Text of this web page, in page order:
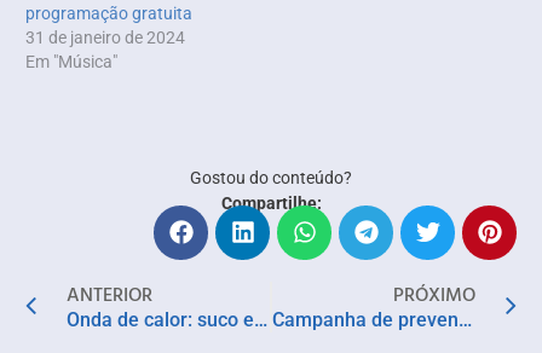
programação gratuita
31 de janeiro de 2024
Em "Música"
Gostou do conteúdo?
Compartilhe:
ANTERIOR
Onda de calor: suco energizante de melancia e gengibre da Água Doce é pedida para se refrescar
PRÓXIMO
Campanha de prevenção de câncer em lábios em trabalhadores de praia chega em Praia do Flamengo e Ribeira neste final de semana